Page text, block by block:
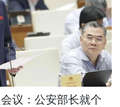
议：公安部长就个